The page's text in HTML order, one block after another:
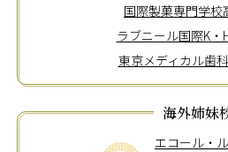
国際製菓専門学校
ラブニール国際K・
東京メディカル歯
海外姉妹
エコール・